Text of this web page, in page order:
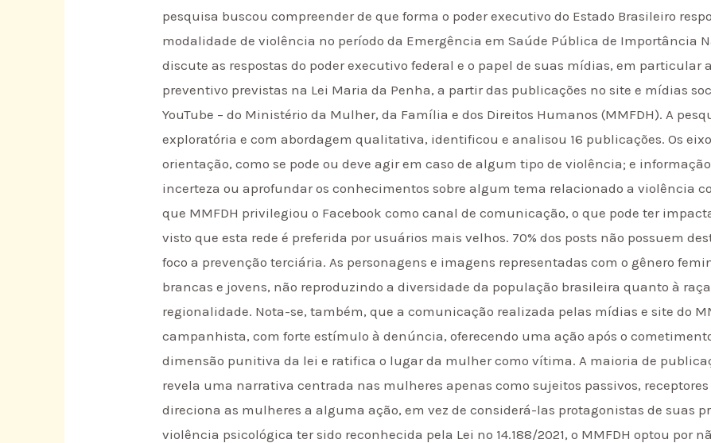
pesquisa buscou compreender de que forma o poder executivo do Estado Brasileiro
modalidade de violência no período da Emergência em Saúde Pública de Importância
discute as respostas do poder executivo federal e o papel de suas mídias, em particular
preventivo previstas na Lei Maria da Penha, a partir das publicações no site e mídias
YouTube – do Ministério da Mulher, da Família e dos Direitos Humanos (MMFDH). A
exploratória e com abordagem qualitativa, identificou e analisou 16 publicações. Os
orientação, como se pode ou deve agir em caso de algum tipo de violência; e
incerteza ou aprofundar os conhecimentos sobre algum tema relacionado a violência
que MMFDH privilegiou o Facebook como canal de comunicação, o que pode ter
visto que esta rede é preferida por usuários mais velhos. 70% dos posts não possuem
foco a prevenção terciária. As personagens e imagens representadas com o gênero
brancas e jovens, não reproduzindo a diversidade da população brasileira quanto à
regionalidade. Nota-se, também, que a comunicação realizada pelas mídias e site do
campanhista, com forte estímulo à denúncia, oferecendo uma ação após o
dimensão punitiva da lei e ratifica o lugar da mulher como vítima. A maioria de
revela uma narrativa centrada nas mulheres apenas como sujeitos passivos,
direciona as mulheres a alguma ação, em vez de considerá-las protagonistas de suas
violência psicológica ter sido reconhecida pela Lei no 14.188/2021, o MMFDH optou por